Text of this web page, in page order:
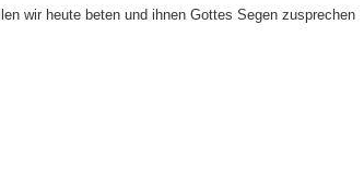
wir heute beten und ihnen Gottes Segen zusprechen